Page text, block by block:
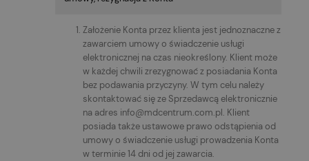
Założenie Konta przez klienta jest jednoznaczne z
zawarciem umowy o świadczenie usługi
elektronicznej na czas nieokreślony. Klient może
w każdej chwili zrezygnować z posiadania Konta
bez podawania przyczyny. W tym celu należy
skontaktować się ze Sprzedawcą elektronicznie
na adres info@mdcentrum.com.pl. Klient
posiada także ustawowe prawo odstąpienia od
umowy o świadczenie usługi prowadzenia Konta
w terminie 14 dni od jej zawarcia.